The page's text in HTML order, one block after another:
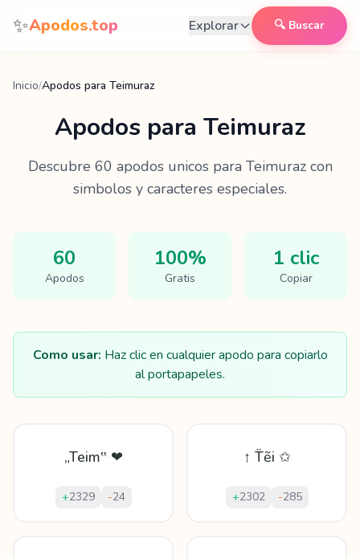
Saltar al contenido
✨Apodos.top Explorar 🔍 Buscar
Inicio/Apodos para Teimuraz
Apodos para Teimuraz
Descubre 60 apodos unicos para Teimurazcon
simbolos y caracteres especiales.
60
Apodos
100%
Gratis
1 clic
Copiar
Como usar: Haz clic en cualquier apodo para copiarlo
al portapapeles.
„Teim‟ ❤
+2329 -24
↑ T̈ẽi ✩
+2302 -285